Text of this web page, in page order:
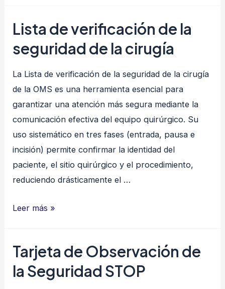
Lista de verificación de la
seguridad de la cirugía
La Lista de verificación de la seguridad de la cirugía
de la OMS es una herramienta esencial para
garantizar una atención más segura mediante la
comunicación efectiva del equipo quirúrgico. Su
uso sistemático en tres fases (entrada, pausa e
incisión) permite confirmar la identidad del
paciente, el sitio quirúrgico y el procedimiento,
reduciendo drásticamente el …
Lista
de
la
seguridad
Leer más »
Tarjeta de Observación de
la Seguridad STOP